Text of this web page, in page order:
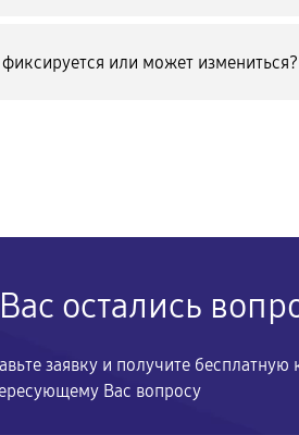
или может измениться?
остались
заявку и получите бесплатную
Вас вопросу